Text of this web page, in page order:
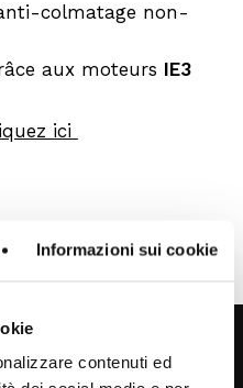
Informazioni sui cookie
contenuti ed
colmatage non-
aux moteurs IE3
ici